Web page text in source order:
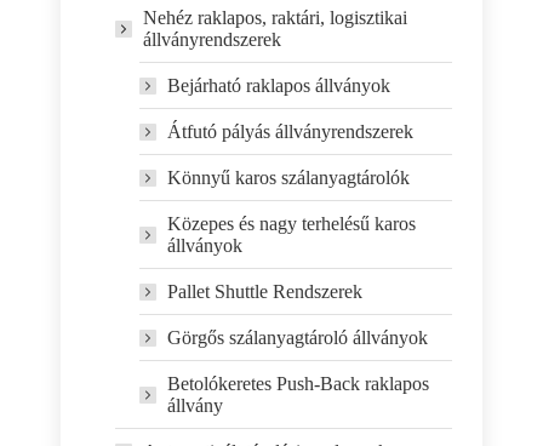
Nehéz raklapos, raktári, logisztikai
állványrendszerek
Bejárható raklapos állványok
Átfutó pályás állványrendszerek
Könnyű karos szálanyagtárolók
Közepes és nagy terhelésű karos
állványok
Pallet Shuttle Rendszerek
Görgős szálanyagtároló állványok
Betolókeretes Push-Back raklapos
állvány